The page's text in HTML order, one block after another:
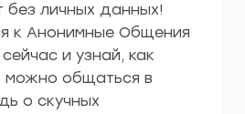
без личных данных!
к Анонимные Общения
и узнай, как
можно общаться в
о скучных